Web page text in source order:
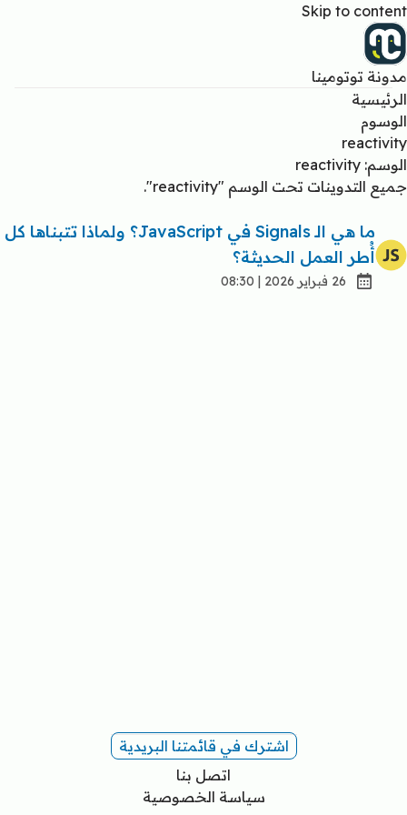
Skip to content
مدونة توتومينا
الرئيسية
الوسوم
reactivity
الوسم: reactivity
جميع التدوينات تحت الوسم "reactivity".
ما هي الـ Signals في JavaScript؟ ولماذا تتبناها كل
أُطر العمل الحديثة؟
26 فبراير 2026 | 08:30
اشترك في قائمتنا البريدية
اتصل بنا
سياسة الخصوصية